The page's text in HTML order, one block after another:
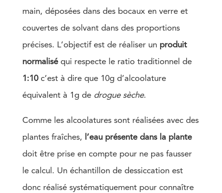
main, déposées dans des bocaux en verre et
couvertes de solvant dans des proportions
précises. L’objectif est de réaliser un produit
normaliséqui respecte le ratio traditionnel de
1:10c’est à dire que 10gd’alcoolature
équivalent à 1g de drogue sèche.
Comme les alcoolatures sont réalisées avec des
plantes fraîches,
l’eau présente dans la plante
doit être prise en compte pour ne pas fausser
le calcul. Un échantillon de dessiccation est
donc réalisé systématiquement pour connaître